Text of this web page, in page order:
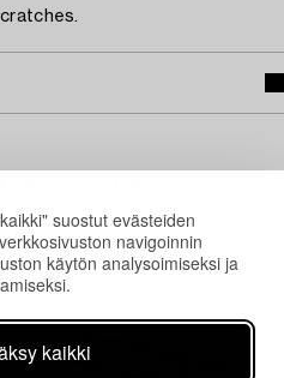
suostut evästeiden
navigoinnin
käytön analysoimiseksi ja
kaikki